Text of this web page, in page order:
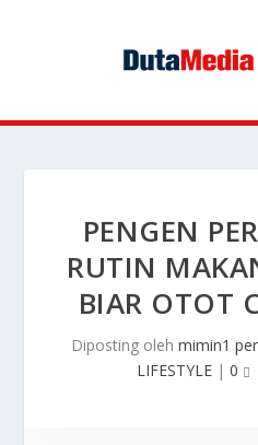
PENGEN
RUTIN
BIAR OTOT
Diposting oleh mimin1
LIFESTYLE | 0